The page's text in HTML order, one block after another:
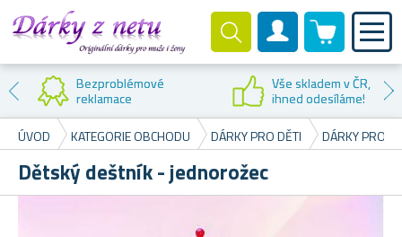
Zákaznický účet
0 produktů
Bezproblémové
reklamace
Vše skladem v ČR,
ihned odesíláme!
ÚVOD
KATEGORIE OBCHODU DÁRKY PRO DĚTI DÁRKY PRO
Dětský deštník - jednorožec